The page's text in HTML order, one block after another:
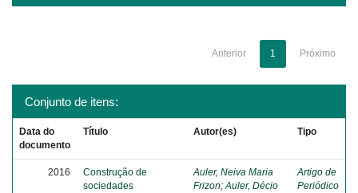
Anterior 1 Próximo
Conjunto de itens:
Data do
documento
Título Autor(es) Tipo
2016
Construção de
sociedades
Auler, Neiva Maria
Frizon;Auler, Décio
Artigo de
Periódico